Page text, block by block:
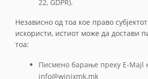
22, GDPR).
Независно од тоа кое право
искористи, истиот може да достави
тоа:
Писмено барање преку E-Majl
info@winixmk.mk